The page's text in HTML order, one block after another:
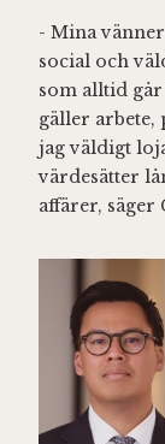
- Mina
social och
som alltid
gäller
jag väldigt
värdesätter
affärer, säger